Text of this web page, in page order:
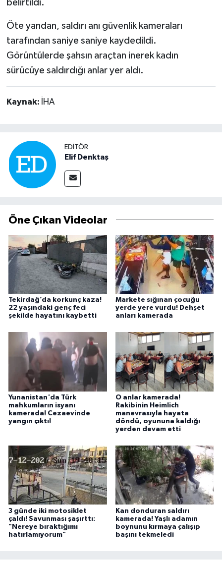
belirtildi.
Öte yandan, saldırı anı güvenlik kameraları
tarafından saniye saniye kaydedildi.
Görüntülerde şahsın araçtan inerek kadın
sürücüye saldırdığı anlar yer aldı.
Kaynak: İHA
EDITÖR
Elif Denktaş
Öne Çıkan Videolar
Tekirdağ’da korkunç kaza!
22 yaşındaki genç feci
şekilde hayatını kaybetti
Markete sığınan çocuğu
yerde yere vurdu! Dehşet
anları kamerada
Yunanistan'da Türk
mahkumların isyanı
kamerada! Cezaevinde
yangın çıktı!
O anlar kamerada!
Rakibinin Heimlich
manevrasıyla hayata
döndü, oyununa kaldığı
yerden devam etti
3 günde iki motosiklet
çaldı! Savunması şaşırttı:
"Nereye bıraktığımı
hatırlamıyorum"
Kan donduran saldırı
kamerada! Yaşlı adamın
boynunu kırmaya çalışıp
başını tekmeledi